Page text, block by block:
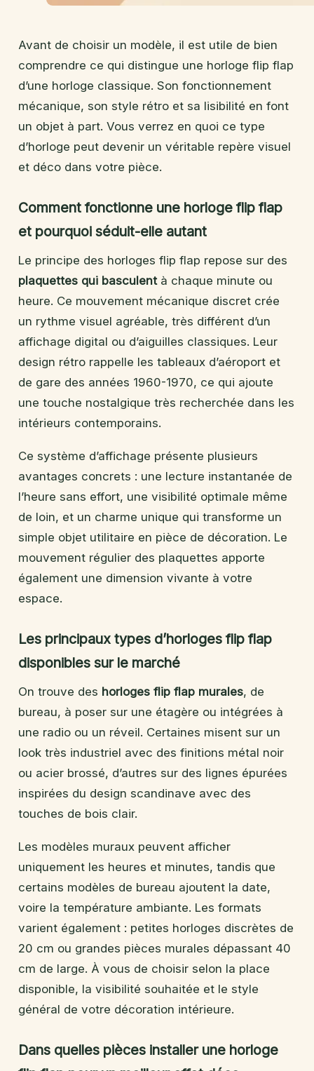
Avant de choisir un modèle, il est utile de bien
comprendre ce qui distingue une horloge flip flap
d’une horloge classique. Son fonctionnement
mécanique, son style rétro et sa lisibilité en font
un objet à part. Vous verrez en quoi ce type
d’horloge peut devenir un véritable repère visuel
et déco dans votre pièce.
Comment fonctionne une horloge flip flap
et pourquoi séduit-elle autant
Le principe des horloges flip flap repose sur des
plaquettes qui basculentà chaque minute ou
heure. Ce mouvement mécanique discret crée
un rythme visuel agréable, très différent d’un
affichage digital ou d’aiguilles classiques. Leur
design rétro rappelle les tableaux d’aéroport et
de gare des années 1960-1970, ce qui ajoute
une touche nostalgique très recherchée dans les
intérieurs contemporains.
Ce système d’affichage présente plusieurs
avantages concrets : une lecture instantanée de
l’heure sans effort, une visibilité optimale même
de loin, et un charme unique qui transforme un
simple objet utilitaire en pièce de décoration. Le
mouvement régulier des plaquettes apporte
également une dimension vivante à votre
espace.
Les principaux types d’horloges flip flap
disponibles sur le marché
On trouve des horloges flip flap murales, de
bureau, à poser sur une étagère ou intégrées à
une radio ou un réveil. Certaines misent sur un
look très industriel avec des finitions métal noir
ou acier brossé, d’autres sur des lignes épurées
inspirées du design scandinave avec des
touches de bois clair.
Les modèles muraux peuvent afficher
uniquement les heures et minutes, tandis que
certains modèles de bureau ajoutent la date,
voire la température ambiante. Les formats
varient également : petites horloges discrètes de
20 cm ou grandes pièces murales dépassant 40
cm de large. À vous de choisir selon la place
disponible, la visibilité souhaitée et le style
général de votre décoration intérieure.
Dans quelles pièces installer une horloge